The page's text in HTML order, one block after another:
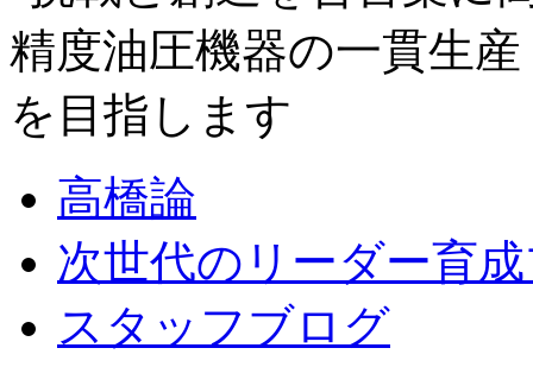
高橋論
次世代のリーダー育
スタッフブログ